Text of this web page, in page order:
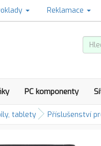
Reklamace
PC komponenty
tablety Příslušenství